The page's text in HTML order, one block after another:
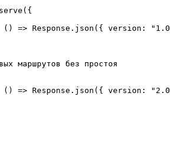
serve ({
() => Response. json ({ version:
маршрутов без простоя
() => Response. json ({ version: